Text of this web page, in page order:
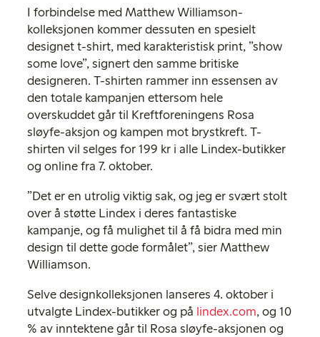
I forbindelse med Matthew Williamson-
kolleksjonen kommer dessuten en spesielt
designet t-shirt, med karakteristisk print, ”show
some love”, signert den samme britiske
designeren. T-shirten rammer inn essensen av
den totale kampanjen ettersom hele
overskuddet går til Kreftforeningens Rosa
sløyfe-aksjon og kampen mot brystkreft. T-
shirten vil selges for 199 kr i alle Lindex-butikker
og online fra 7. oktober.
”Det er en utrolig viktig sak, og jeg er svært stolt
over å støtte Lindex i deres fantastiske
kampanje, og få mulighet til å få bidra med min
design til dette gode formålet”, sier Matthew
Williamson.
Selve designkolleksjonen lanseres 4. oktober i
utvalgte Lindex-butikker og på lindex.com, og 10
% av inntektene går til Rosa sløyfe-aksjonen og